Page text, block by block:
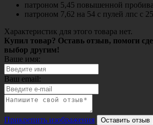
патроном 5,45 повышенной
патроном 7,62 на 54 с пулей лпс с
Характеристик для этого товара нет.
Купил товар? Оставь отзыв, помоги
выбор другим!
Ваше имя:
Ваш email:
Прикрепить изображения Оставить отзыв